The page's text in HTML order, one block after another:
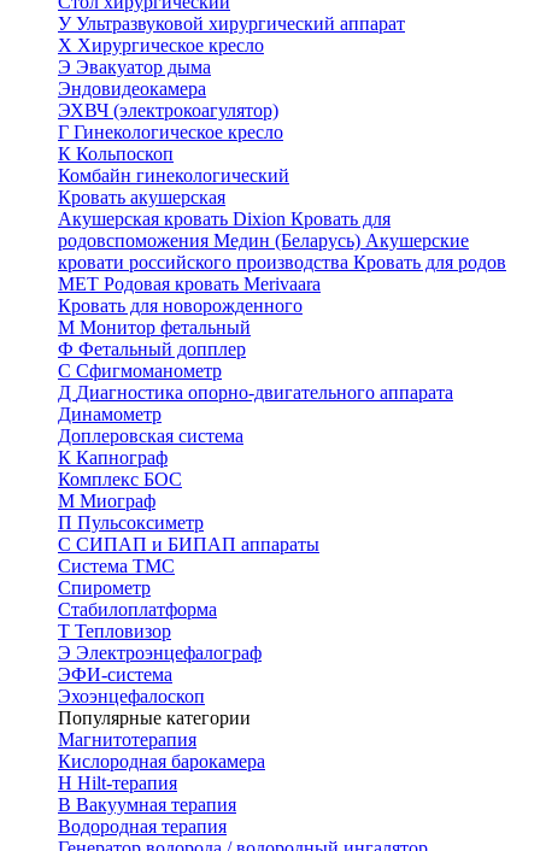
УУльтразвуковой хирургический аппарат
Х Хирургическое кресло
Э Эвакуатор дыма
Эндовидеокамера
ЭХВЧ (электрокоагулятор)
Г Гинекологическое кресло
К Кольпоскоп
Комбайн гинекологический
Кровать акушерская
Акушерская кровать Dixion Кровать для
родовспоможения Медин (Беларусь) Акушерские
кровати российского производства Кровать для родов
МЕТ Родовая кровать Merivaara
Кровать для новорожденного
М Монитор фетальный
Ф Фетальный допплер
C Cфигмоманометр
Д Диагностика опорно-двигательного аппарата
Динамометр
Доплеровская система
К Капнограф
Комплекс БОС
М Миограф
П Пульсоксиметр
С СИПАП и БИПАП аппараты
Система ТМС
Спирометр
Стабилоплатформа
Т Тепловизор
Э Электроэнцефалограф
ЭФИ-система
Эхоэнцефалоскоп
Популярные категории
Магнитотерапия
Кислородная барокамера
H Hilt-терапия
В Вакуумная терапия
Водородная терапия